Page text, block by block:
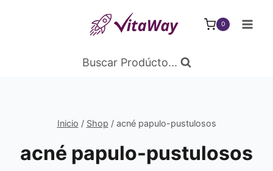
0
Buscar Prodúcto...
Inicio / Shop / acné papulo-pustulosos
acné papulo-pustulosos